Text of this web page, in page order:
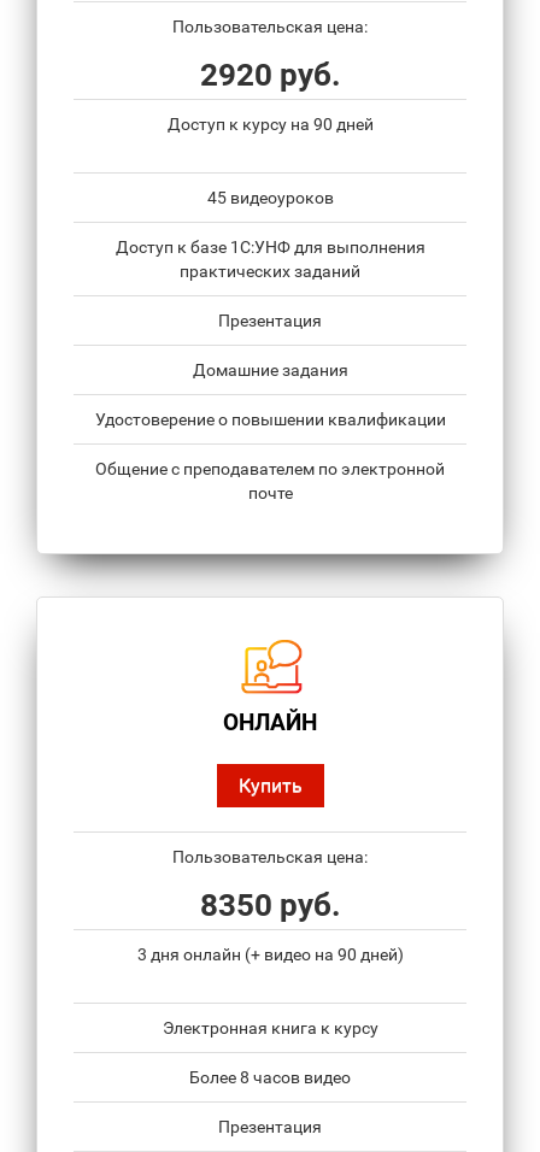
Пользовательская цена:
2920 руб.
Доступ к курсу на 90 дней
45 видеоуроков
Доступ к базе 1С:УНФ для выполнения
практических заданий
Презентация
Домашние задания
Удостоверение о повышении квалификации
Общение с преподавателем по электронной
почте
ОНЛАЙН
Купить
Пользовательская цена:
8350 руб.
3 дня онлайн (+ видео на 90 дней)
Электронная книга к курсу
Более 8 часов видео
Презентация